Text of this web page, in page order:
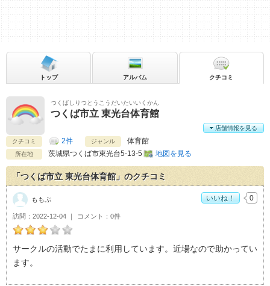
つくばしりつとうこうだいたいいくかん
つくば市立 東光台体育館
クチコミ 2件 ジャンル 体育館
所在地 茨城県つくば市東光台5-13-5 地図を見る
店舗情報を見る
トップ アルバム クチコミ
「つくば市立 東光台体育館」のクチコミ
ももぷのつくば市立 東光台体育館おすすめ度：3
サークルの活動でたまに利用しています。近場なので助かってい
ます。
訪問 2022-12-04 コメント 0件
ももぷ いいね！ 0